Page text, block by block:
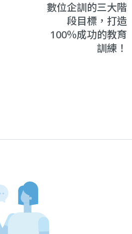
數位企訓的三大階
段目標，打造
100％成功的教育
訓練！